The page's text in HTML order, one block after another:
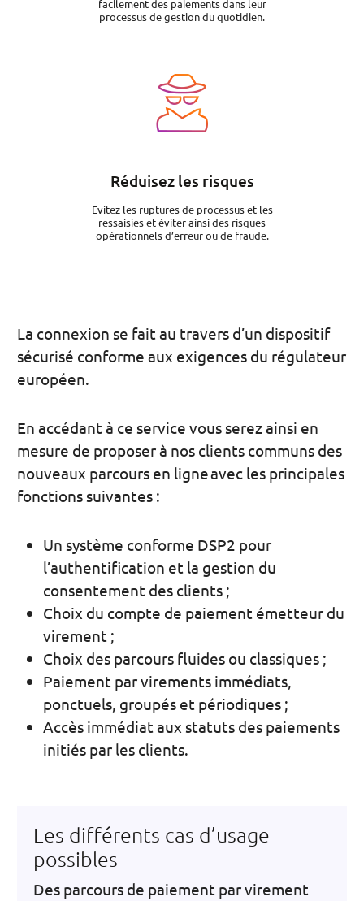
facilement des paiements dans leur
processus de gestion du quotidien.
Image
Réduisez les risques
Evitez les ruptures de processus et les
ressaisies et éviter ainsi des risques
opérationnels d’erreur ou de fraude.
La connexion se fait au travers d’un dispositif
sécurisé conforme aux exigences du régulateur
européen.
En accédant à ce service vous serez ainsi en
mesure de proposer à nos clients communs des
nouveaux parcours en ligne avec les principales
fonctions suivantes :
Un système conforme DSP2 pour
l’authentification et la gestion du
consentement des clients ;
Choix du compte de paiement émetteur du
virement ;
Choix des parcours fluides ou classiques ;
Paiement par virements immédiats,
ponctuels, groupés et périodiques ;
Accès immédiat aux statuts des paiements
initiés par les clients.
Les différents cas d’usage
possibles
Des parcours de paiement par virement